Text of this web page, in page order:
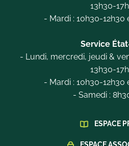
13h30-
- Mardi : 10h30-12h30
Service
- Lundi, mercredi, jeudi &
13h30-
- Mardi : 10h30-12h30
- Samedi :
ESPACE